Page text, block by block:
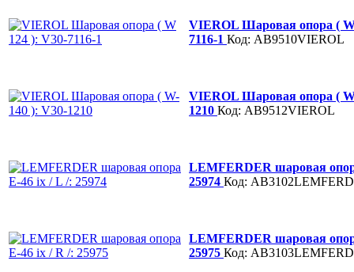
VIEROL Шаровая опора (
7116-1 Код: AB9510VIEROL
VIEROL Шаровая опора (
1210 Код: AB9512VIEROL
LEMFERDER шаровая
25974 Код:
LEMFERDER шаровая
25975 Код: